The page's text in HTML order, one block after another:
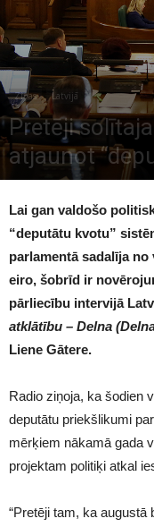
Ziņas Latvijā
Pretēji
atjaunot
1481
Lai gan valdošo
“deputātu kvotu”
parlamentā sadalīja
eiro, šobrīd ir
pārliecību intervijā
atklātību – Delna
Liene Gātere.
Radio ziņoja, ka šodien
deputātu priekšlikumi
mērķiem nākamā gada
projektam politiķi atkal
“Pretēji tam, ka augustā